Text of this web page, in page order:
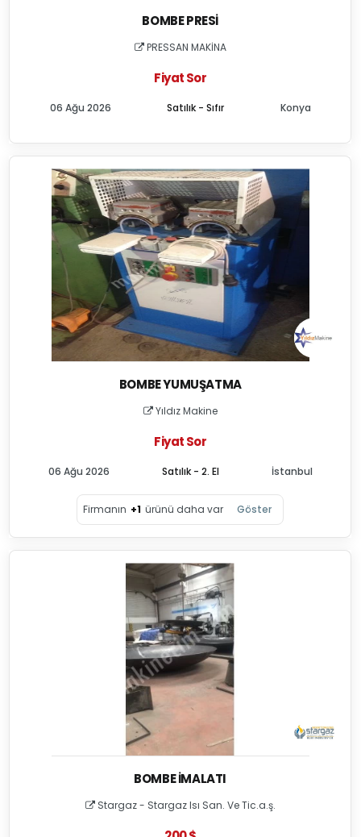
BOMBE PRESI
PRESSAN MAKİNA
Fiyat Sor
Satılık - Sıfır
06 Ağu 2026 Konya
BOMBE YUMUŞATMA
Yıldız Makine
Fiyat Sor
Satılık - 2. El
06 Ağu 2026 İstanbul
Firmanın +1 ürünü daha var Göster
BOMBE İMALATI
Stargaz - Stargaz Isı San. Ve Tic.a.ş.